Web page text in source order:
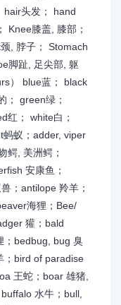
hair头发； hand
Knee膝盖, 膝部；
, 脖子； Stomach
脚趾, 足尖部, 躯
） blue蓝； black
； green绿；
红； white白；
蚁；adder, viper
鳄, 美洲鳄；
安康鱼；
；antilope 羚羊；
海狸；Bee/
獾；bald
；bedbug, bug 臭
；bird of paradise
王蛇；boar 雄猪,
水牛；bull,